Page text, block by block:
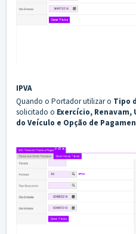
IPVA
Quando o Portador utilizar o Tipo
solicitado o Exercício, Renavam,
do Veículo e Opção de